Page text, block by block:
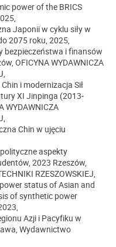
power of the BRICS
Japonii w cyklu siły w
2075 roku, 2025,
bezpieczeństwa i finansów
OFICYNA WYDAWNICZA
i modernizacja Sił
XI Jinpinga (2013-
WYDAWNICZA
Chin w ujęciu
aspekty
2023 Rzeszów,
RZESZOWSKIEJ,
status of Asian and
of synthetic power
Azji i Pacyfiku w
Wydawnictwo